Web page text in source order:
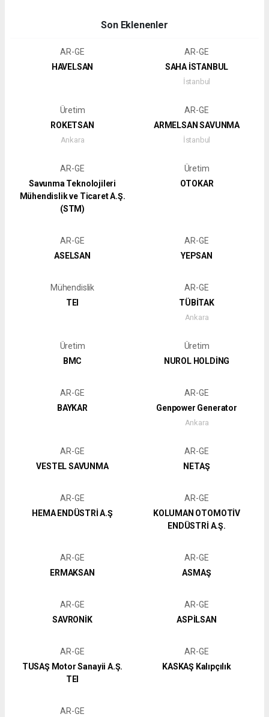
Son Eklenenler
AR-GE
HAVELSAN
AR-GE
SAHA İSTANBUL
İstanbul
Üretim
ROKETSAN
Ankara
AR-GE
ARMELSAN SAVUNMA
İstanbul
AR-GE
Savunma Teknolojileri
Mühendislik ve Ticaret A.Ş.
(STM)
Üretim
OTOKAR
AR-GE
ASELSAN
AR-GE
YEPSAN
Mühendislik
TEI
AR-GE
TÜBİTAK
Ankara
Üretim
BMC
Üretim
NUROL HOLDİNG
AR-GE
BAYKAR
AR-GE
Genpower Generator
Ankara
AR-GE
VESTEL SAVUNMA
AR-GE
NETAŞ
AR-GE
HEMA ENDÜSTRİ A.Ş
AR-GE
KOLUMAN OTOMOTİV
ENDÜSTRİ A.Ş.
AR-GE
ERMAKSAN
AR-GE
ASMAŞ
AR-GE
SAVRONİK
AR-GE
ASPİLSAN
AR-GE
TUSAŞ Motor Sanayii A.Ş.
TEI
AR-GE
KASKAŞ Kalıpçılık
AR-GE